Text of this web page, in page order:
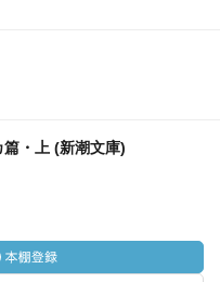
・上 (新潮文庫)